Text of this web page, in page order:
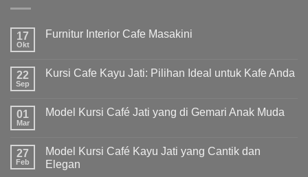
17
Okt
Furnitur Interior Cafe Masakini
22
Sep
Kursi Cafe Kayu Jati: Pilihan Ideal untuk Kafe Anda
01
Mar
Model Kursi Café Jati yang di Gemari Anak Muda
27
Feb
Model Kursi Café Kayu Jati yang Cantik dan
Elegan